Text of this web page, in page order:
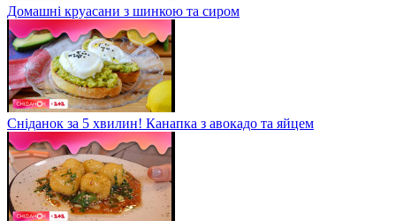
Домашні круасани з шинкою та сиром
Сніданок за 5 хвилин! Канапка з авокадо та яйцем